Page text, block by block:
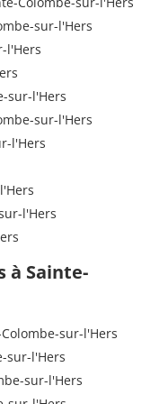
sur-l'Hers
l'Hers
sur-l'Hers
sur-l'Hers
l'Hers
l'Hers
à Sainte-
sur-l'Hers
sur-l'Hers
sur-l'Hers